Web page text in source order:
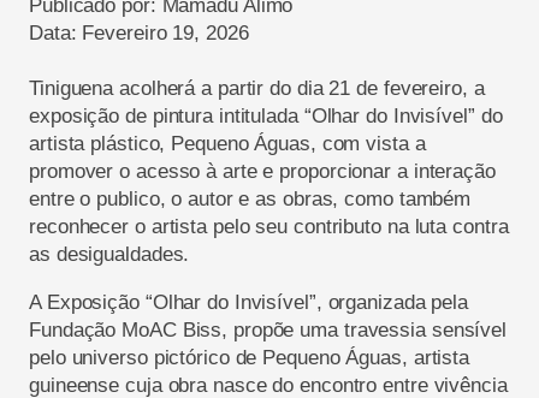
Publicado por: Mamadu Alimo
Data: Fevereiro 19, 2026
Tiniguena acolherá a partir do dia 21 de fevereiro, a
exposição de pintura intitulada “Olhar do Invisível” do
artista plástico, Pequeno Águas, com vista a
promover o acesso à arte e proporcionar a interação
entre o publico, o autor e as obras, como também
reconhecer o artista pelo seu contributo na luta contra
as desigualdades.
A Exposição “Olhar do Invisível”, organizada pela
Fundação MoAC Biss, propõe uma travessia sensível
pelo universo pictórico de Pequeno Águas, artista
guineense cuja obra nasce do encontro entre vivência